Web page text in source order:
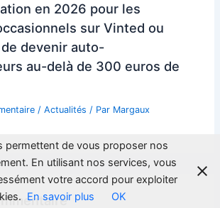
en 2026 pour les
sur Vinted ou
devenir auto-
au-delà de 300 euros de
/Actualités / Par Margaux
permettent de vous proposer nos
En utilisant nos services, vous
votre accord pour exploiter
En savoir plus OK